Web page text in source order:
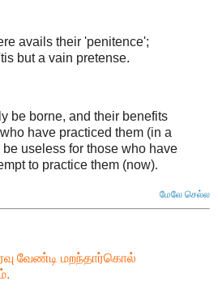
avails their 'penitence';
but a vain pretense.
be borne, and their benefits
have practiced them (in a
useless for those who have
to practice them (now).
மேலே செல்ல
வேண்டி மறந்தார்கொல்